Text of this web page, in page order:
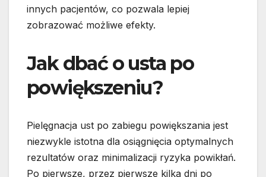
innych pacjentów, co pozwala lepiej
zobrazować możliwe efekty.
Jak dbać o usta po
powiększeniu?
Pielęgnacja ust po zabiegu powiększania jest
niezwykle istotna dla osiągnięcia optymalnych
rezultatów oraz minimalizacji ryzyka powikłań.
Po pierwsze, przez pierwsze kilka dni po